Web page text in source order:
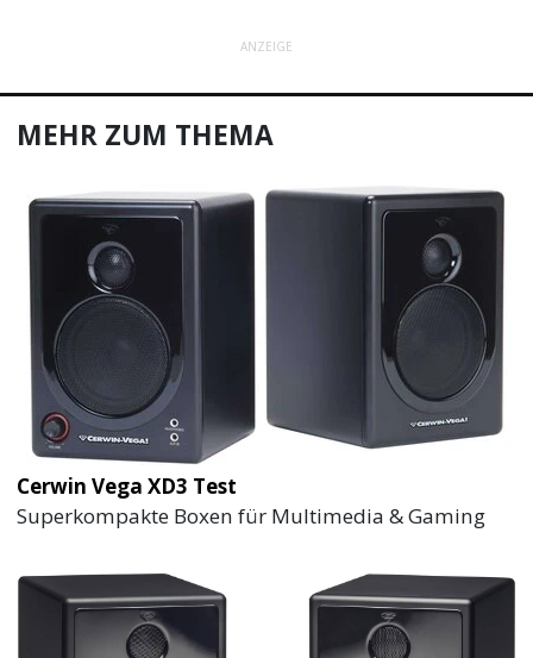
ANZEIGE
MEHR ZUM THEMA
Cerwin Vega XD3 Test
Superkompakte Boxen für Multimedia & Gaming